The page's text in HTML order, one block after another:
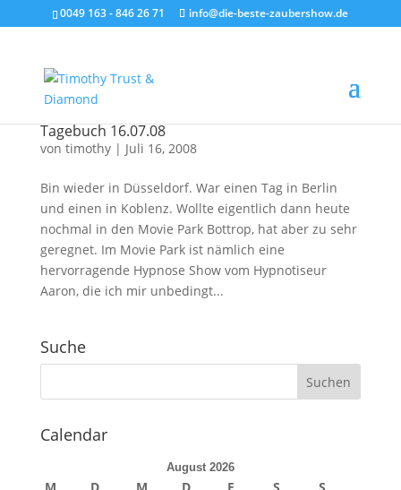
0049 163 - 846 26 71 info@die-beste-zaubershow.de
Tagebuch 16.07.08
von timothy| Juli 16, 2008
Bin wieder in Düsseldorf. War einen Tag in Berlin
und einen in Koblenz. Wollte eigentlich dann heute
nochmal in den Movie Park Bottrop, hat aber zu sehr
geregnet. Im Movie Park ist nämlich eine
hervorragende Hypnose Show vom Hypnotiseur
Aaron, die ich mir unbedingt...
Suche
Calendar
August 2026